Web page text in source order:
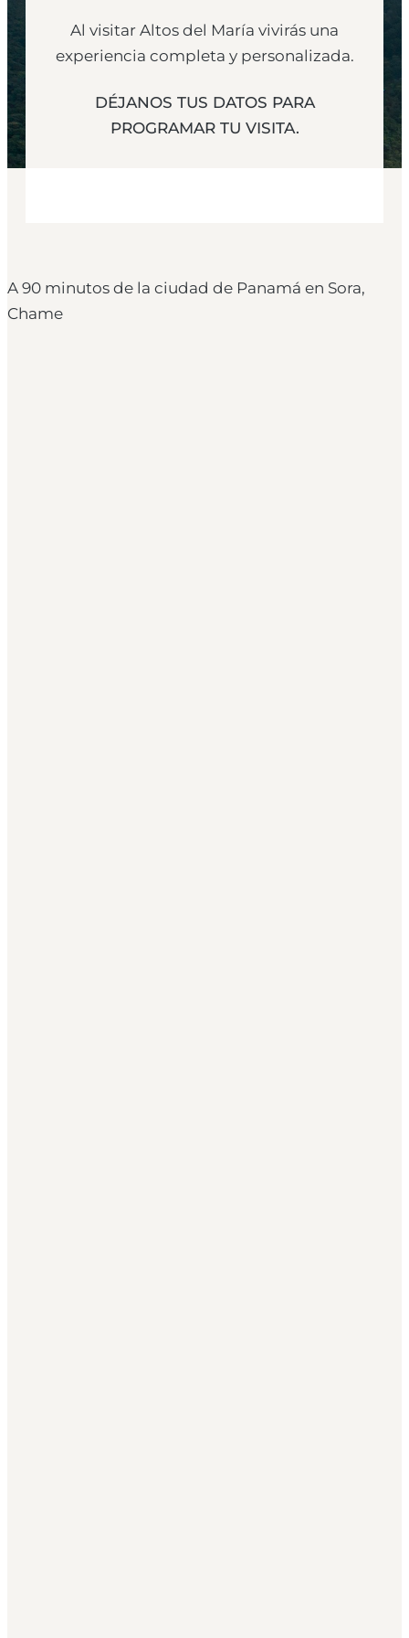
Al visitar Altos del María vivirás una
experiencia completa y personalizada.
DÉJANOS TUS DATOS PARA
PROGRAMAR TU VISITA.
A 90 minutos de la ciudad de Panamá en Sora,
Chame